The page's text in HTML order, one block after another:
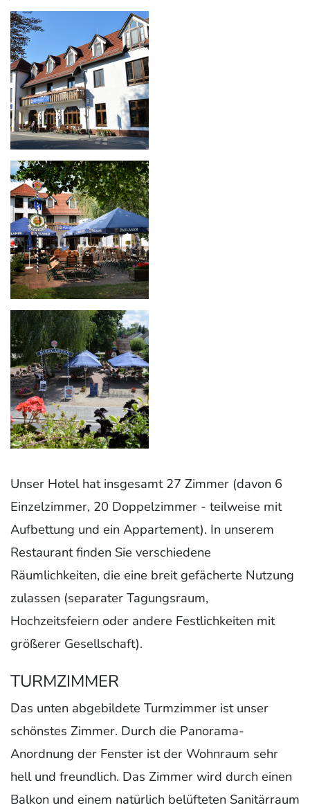
Unser Hotel hat insgesamt 27 Zimmer (davon 6
Einzelzimmer, 20 Doppelzimmer - teilweise mit
Aufbettung und ein Appartement). In unserem
Restaurant finden Sie verschiedene
Räumlichkeiten, die eine breit gefächerte Nutzung
zulassen (separater Tagungsraum,
Hochzeitsfeiern oder andere Festlichkeiten mit
größerer Gesellschaft).
TURMZIMMER
Das unten abgebildete Turmzimmer ist unser
schönstes Zimmer. Durch die Panorama-
Anordnung der Fenster ist der Wohnraum sehr
hell und freundlich. Das Zimmer wird durch einen
Balkon und einem natürlich belüfteten Sanitärraum